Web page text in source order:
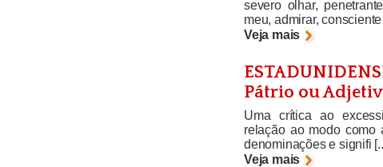
severo olhar,
meu, admirar, consciente
Veja mais
Pátrio ou
Uma crítica ao
relação ao modo como
denominações e signifi
Veja mais